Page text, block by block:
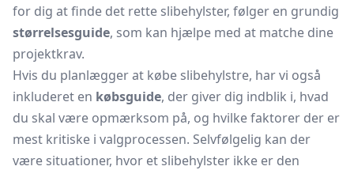
for dig at finde det rette slibehylster, følger en grundig
størrelsesguide, som kan hjælpe med at matche dine
projektkrav.
Hvis du planlægger at købe slibehylstre, har vi også
inkluderet en købsguide, der giver dig indblik i, hvad
du skal være opmærksom på, og hvilke faktorer der er
mest kritiske i valgprocessen. Selvfølgelig kan der
være situationer, hvor et slibehylster ikke er den